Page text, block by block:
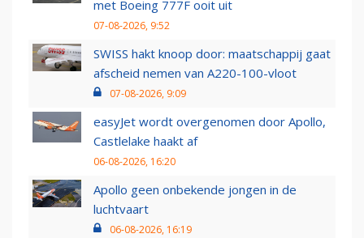
met Boeing 777F ooit uit
07-08-2026, 9:52
SWISS hakt knoop door: maatschappij gaat
afscheid nemen van A220-100-vloot
07-08-2026, 9:09
easyJet wordt overgenomen door Apollo,
Castlelake haakt af
06-08-2026, 16:20
Apollo geen onbekende jongen in de
luchtvaart
06-08-2026, 16:19